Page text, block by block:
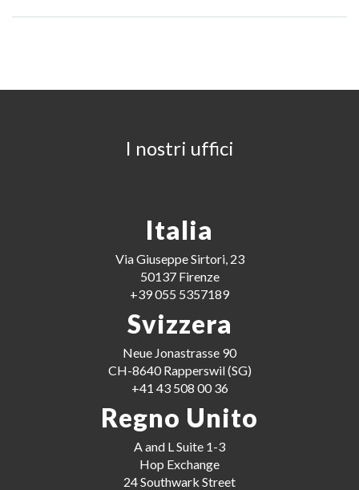
I nostri uffici
Italia
Via Giuseppe Sirtori, 23
50137 Firenze
+39 055 5357189
Svizzera
Neue Jonastrasse 90
CH-8640 Rapperswil (SG)
+41 43 508 00 36
Regno Unito
A and L Suite 1-3
Hop Exchange
24 Southwark Street